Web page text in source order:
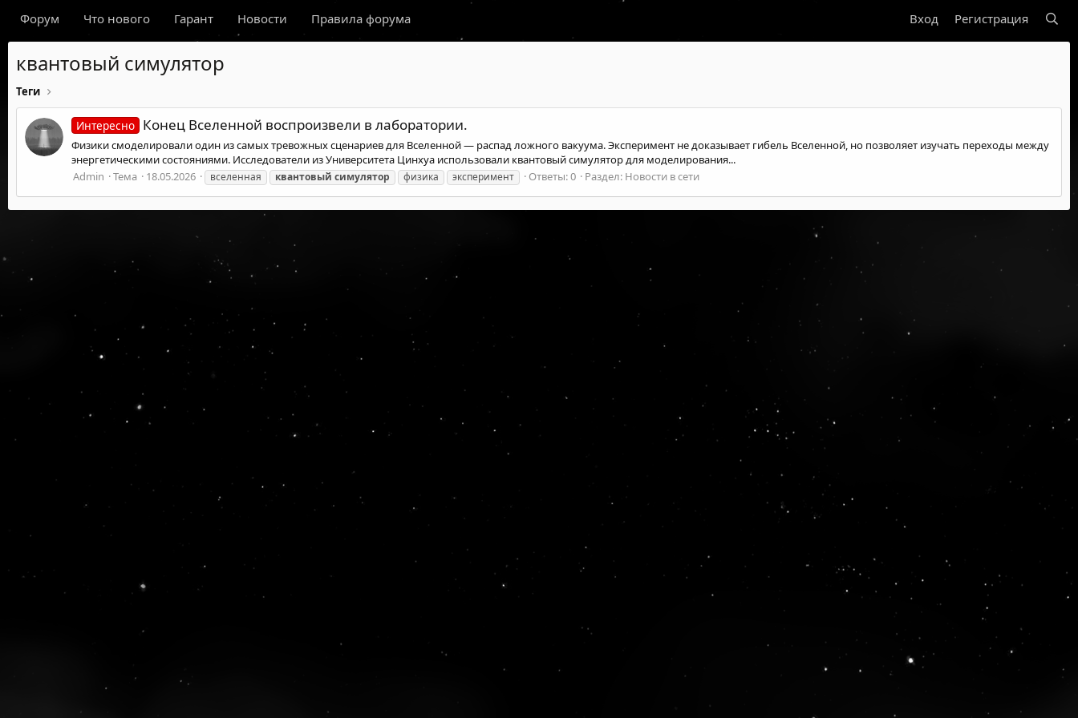
Форум Что нового Гарант Новости Правила форума Вход Регистрация
квантовый симулятор
Теги
Интересно Конец Вселенной воспроизвели в лаборатории.
Физики смоделировали один из самых тревожных сценариев для Вселенной — распад ложного вакуума. Эксперимент не доказывает гибель Вселенной, но позволяет изучать переходы между
энергетическими состояниями. Исследователи из Университета Цинхуа использовали квантовый симулятор для моделирования...
Admin
Тема 18.05.2026 вселенная квантовый симулятор физика эксперимент Ответы: 0 Раздел: Новости в сети